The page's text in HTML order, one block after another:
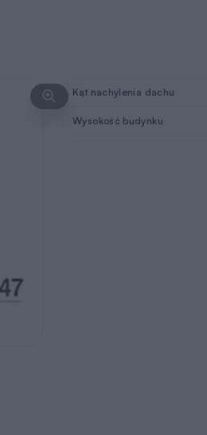
Kąt nachylenia dachu
Wysokość budynku